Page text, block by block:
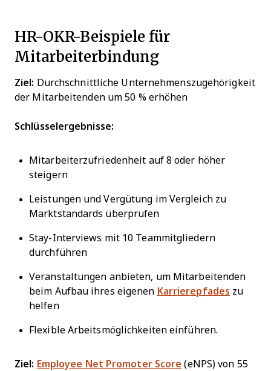
HR-OKR-Beispiele für
Mitarbeiterbindung
Ziel: Durchschnittliche Unternehmenszugehörigkeit
der Mitarbeitenden um 50 % erhöhen
Schlüsselergebnisse:
Mitarbeiterzufriedenheit auf 8 oder höher
steigern
Leistungen und Vergütung im Vergleich zu
Marktstandards überprüfen
Stay-Interviews mit 10 Teammitgliedern
durchführen
Veranstaltungen anbieten, um Mitarbeitenden
beim Aufbau ihres eigenen Karrierepfades zu
helfen
Flexible Arbeitsmöglichkeiten einführen.
Ziel: Employee Net Promoter Score (eNPS) von 55